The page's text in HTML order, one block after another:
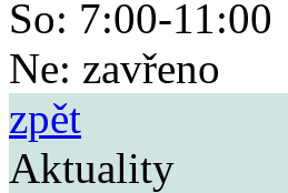
So: 7:00-11:00
Ne: zavřeno
zpět
Aktuality